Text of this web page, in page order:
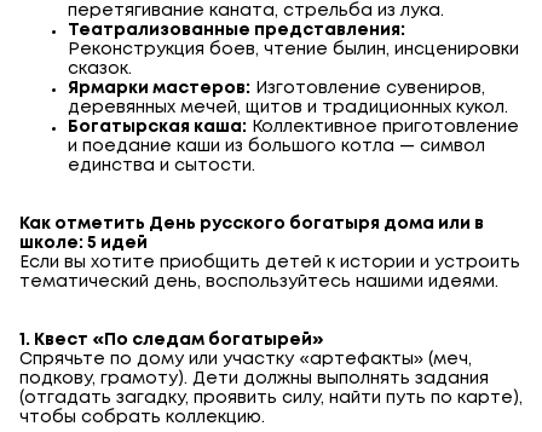
перетягивание каната, стрельба из лука.
Театрализованные представления:
Реконструкция боев, чтение былин, инсценировки
сказок.
Ярмарки мастеров: Изготовление сувениров,
деревянных мечей, щитов и традиционных кукол.
Богатырская каша: Коллективное приготовление
и поедание каши из большого котла — символ
единства и сытости.
Как отметить День русского богатыря дома или в
школе: 5 идей
Если вы хотите приобщить детей к истории и устроить
тематический день, воспользуйтесь нашими идеями.
1. Квест «По следам богатырей»
Спрячьте по дому или участку «артефакты» (меч,
подкову, грамоту). Дети должны выполнять задания
(отгадать загадку, проявить силу, найти путь по карте),
чтобы собрать коллекцию.